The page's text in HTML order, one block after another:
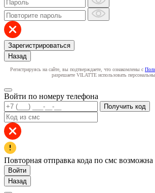
Зарегистрироваться
Назад
Регистрируясь на сайте, вы подтверждаете, что ознакомлены с
разрешаете VILATTE использовать
Войти по номеру телефона
Получить код
Повторная отправка кода по смс возможна
Войти
Назад